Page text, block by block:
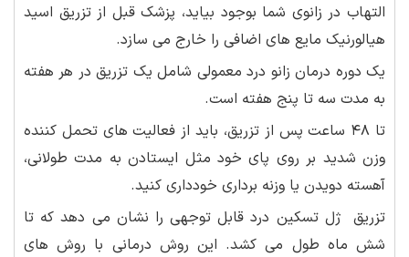
التهاب در زانوی شما بوجود بیاید، پزشک قبل از تزریق اسید
هیالورنیک مایع های اضافی را خارج می سازد.
یک دوره درمان زانو درد معمولی شامل یک تزریق در هر هفته
به مدت سه تا پنج هفته است.
تا ۴۸ ساعت پس از تزریق، باید از فعالیت های تحمل کننده
وزن شدید بر روی پای خود مثل ایستادن به مدت طولانی،
آهسته دویدن یا وزنه برداری خودداری کنید.
تزریق ژل تسکین درد قابل توجهی را نشان می دهد که تا
شش ماه طول می کشد. این روش درمانی با روش های